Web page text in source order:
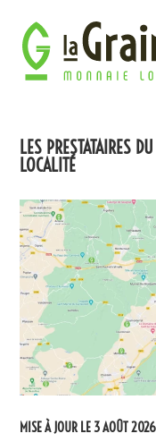
LES PRESTATAIRES
LOCALITÉ
MISE À JOUR LE 3 AOÛT 2026